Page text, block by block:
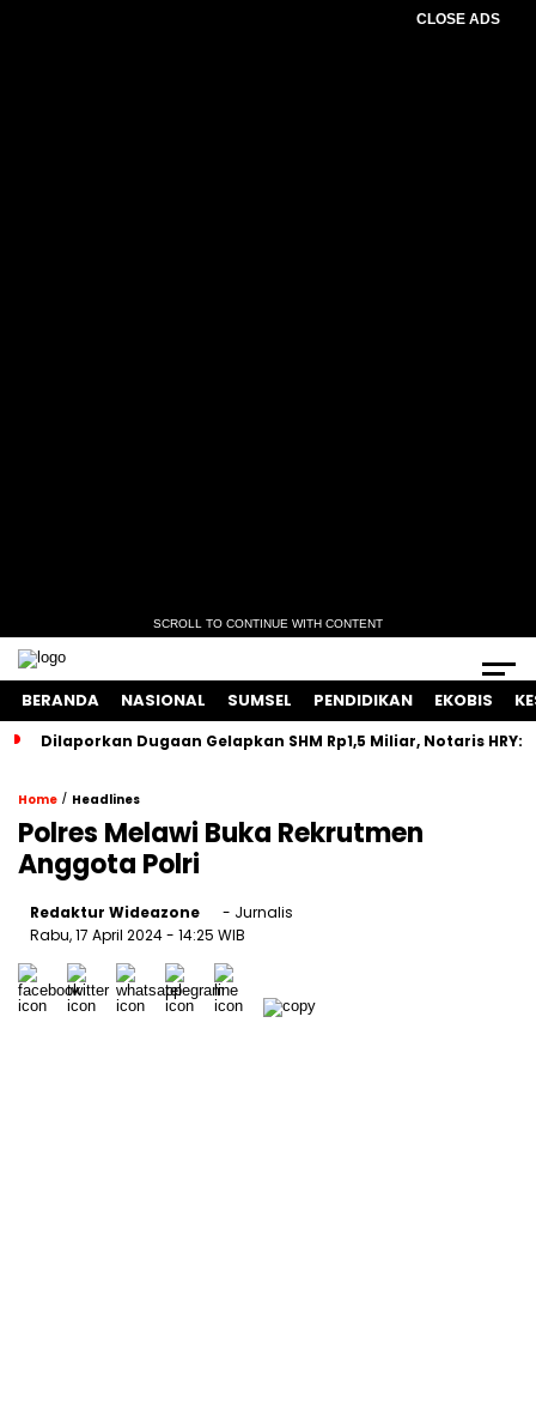
CLOSE ADS
SCROLL TO CONTINUE WITH CONTENT
BERANDA NASIONAL SUMSEL PENDIDIKAN EKOBIS
Dilaporkan Dugaan Gelapkan SHM Rp1,5 Miliar, Notaris
Home / Headlines
Polres Melawi Buka Rekrutmen
Anggota Polri
Redaktur Wideazone
- Jurnalis
Rabu, 17 April 2024- 14:25 WIB